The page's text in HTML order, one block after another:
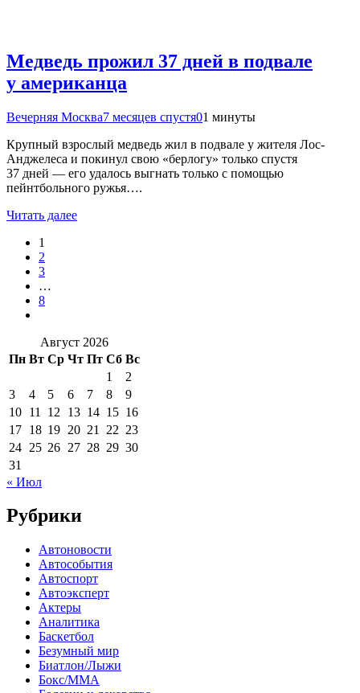
Медведь прожил 37 дней в подвале
у американца
Вечерняя Москва7 месяцев спустя01 минуты
Крупный взрослый медведь жил в подвале у жителя Лос-
Анджелеса и покинул свою «берлогу» только спустя
37 дней — его удалось выгнать только с помощью
пейнтбольного ружья….
Читать далее
1
2
3
…
8
Август 2026
Пн Вт Ср Чт Пт Сб Вс
1
2
3
4 5 6 7 8
9
10 11 12 13 14 15 16
17 18 19 20 21 22 23
24 25 26 27 28 29 30
31
« Июл
Рубрики
Автоновости
Автособытия
Автоспорт
Автоэксперт
Актеры
Аналитика
Баскетбол
Безумный мир
Биатлон/Лыжи
Бокс/MMA